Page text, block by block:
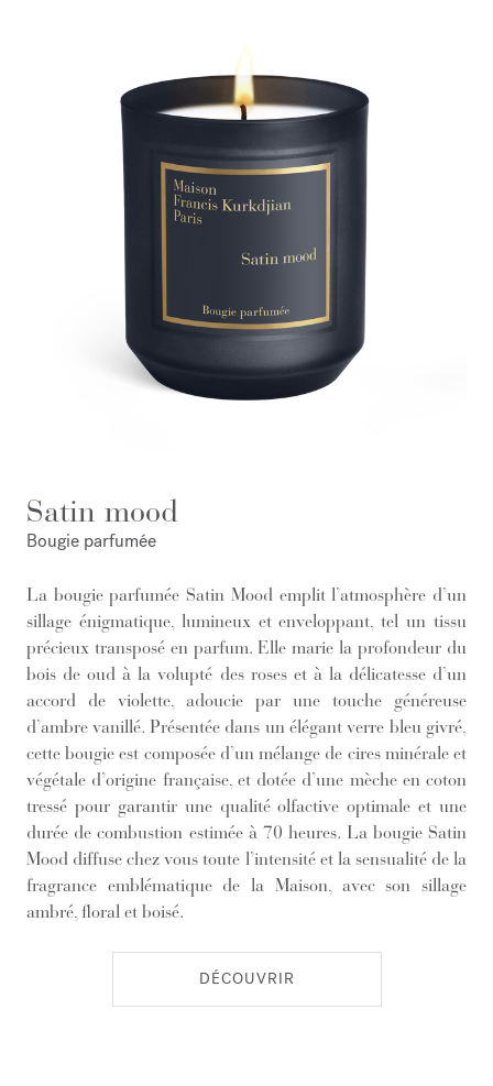
Satin mood
Bougie parfumée
La bougie parfumée Satin Mood emplit l’atmosphère d’un
sillage énigmatique, lumineux et enveloppant, tel un tissu
précieux transposé en parfum. Elle marie la profondeur du
bois de oud à la volupté des roses et à la délicatesse d’un
accord de violette, adoucie par une touche généreuse
d’ambre vanillé. Présentée dans un élégant verre bleu givré,
cette bougie est composée d’un mélange de cires minérale et
végétale d’origine française, et dotée d’une mèche en coton
tressé pour garantir une qualité olfactive optimale et une
durée de combustion estimée à 70 heures. La bougie Satin
Mood diffuse chez vous toute l’intensité et la sensualité de la
fragrance emblématique de la Maison, avec son sillage
ambré, floral et boisé.
DÉCOUVRIR